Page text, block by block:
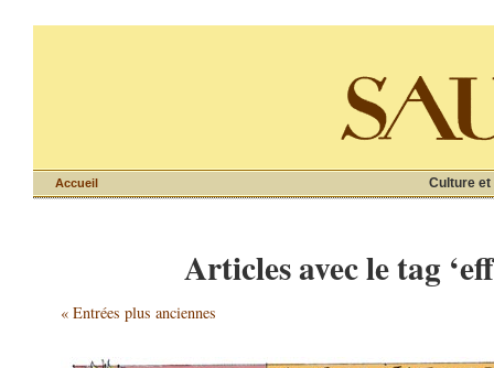
Culture et
Accueil
Articles avec le tag
« Entrées plus anciennes